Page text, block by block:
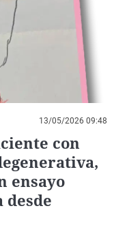
La rosa de los vientos
Gente viajera
Como el perro y el
Caso
Retornados
Equipo de
Operación Viuda
Extremadura
Galicia
La Rioja
País Vasco
Virales
Televisión
Elecciones
13/05/2026 09:48
con
ensayo